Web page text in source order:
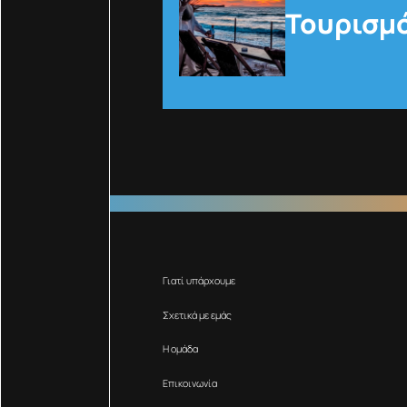
Γιατί υπάρχουμε
Σχετικά με εμάς
Η ομάδα
Επικοινωνία